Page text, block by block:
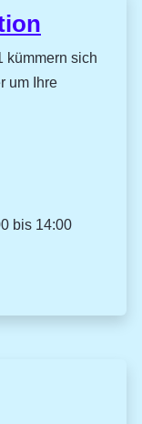
kümmern sich
um Ihre
bis 14:00